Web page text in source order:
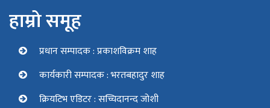
हाम्रो समूह
प्रधान सम्पादक : प्रकाशविक्रम शाह
कार्यकारी सम्पादक : भरतबहादुर शाह
क्रियटिभ एडिटर : सच्चिदानन्द जोशी